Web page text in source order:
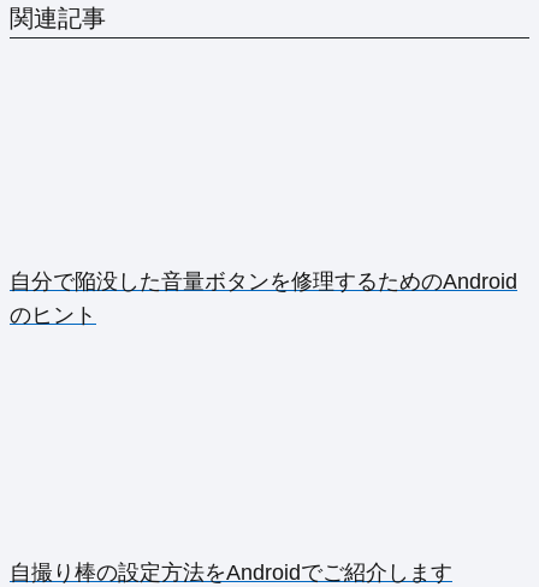
関連記事
自分で陥没した音量ボタンを修理するためのAndroid
のヒント
自撮り棒の設定方法をAndroidでご紹介します